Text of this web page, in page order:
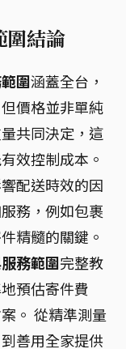
圍結論
圍涵蓋全台，
價格並非單純
共同決定，這
效控制成本。
配送時效的因
務，例如包裹
精髓的關鍵。
務範圍完整教
預估寄件費
。 從精準測量
善用全家提供